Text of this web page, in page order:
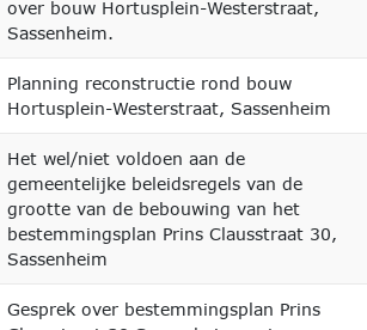
over bouw Hortusplein-Westerstraat,
Sassenheim.
Planning reconstructie rond bouw
Hortusplein-Westerstraat, Sassenheim
Het wel/niet voldoen aan de
gemeentelijke beleidsregels van de
grootte van de bebouwing van het
bestemmingsplan Prins Clausstraat 30,
Sassenheim
Gesprek over bestemmingsplan Prins